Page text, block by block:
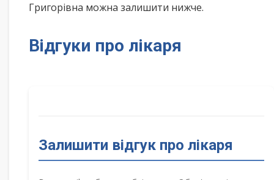
Григорівна можна залишити нижче.
Відгуки про лікаря
Залишити відгук про лікаря